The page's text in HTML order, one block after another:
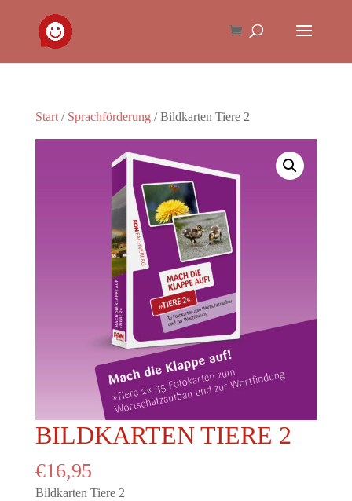
Start/ Sprachförderung / Bildkarten Tiere 2
BILDKARTEN TIERE 2
€16,95
Bildkarten Tiere 2